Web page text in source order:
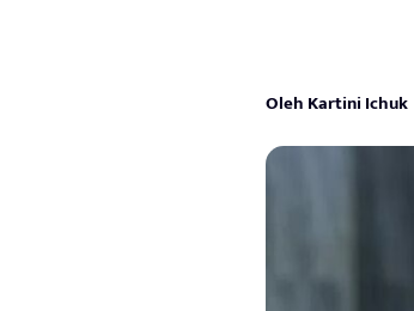
Oleh Kartini Ichuk